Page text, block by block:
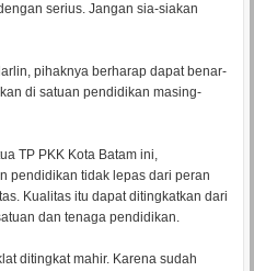
serius. Jangan sia-siakan
pihaknya berharap dapat benar-
di satuan pendidikan masing-
TP PKK Kota Batam ini,
pendidikan tidak lepas dari peran
Kualitas itu dapat ditingkatkan dari
dan tenaga pendidikan.
ditingkat mahir. Karena sudah